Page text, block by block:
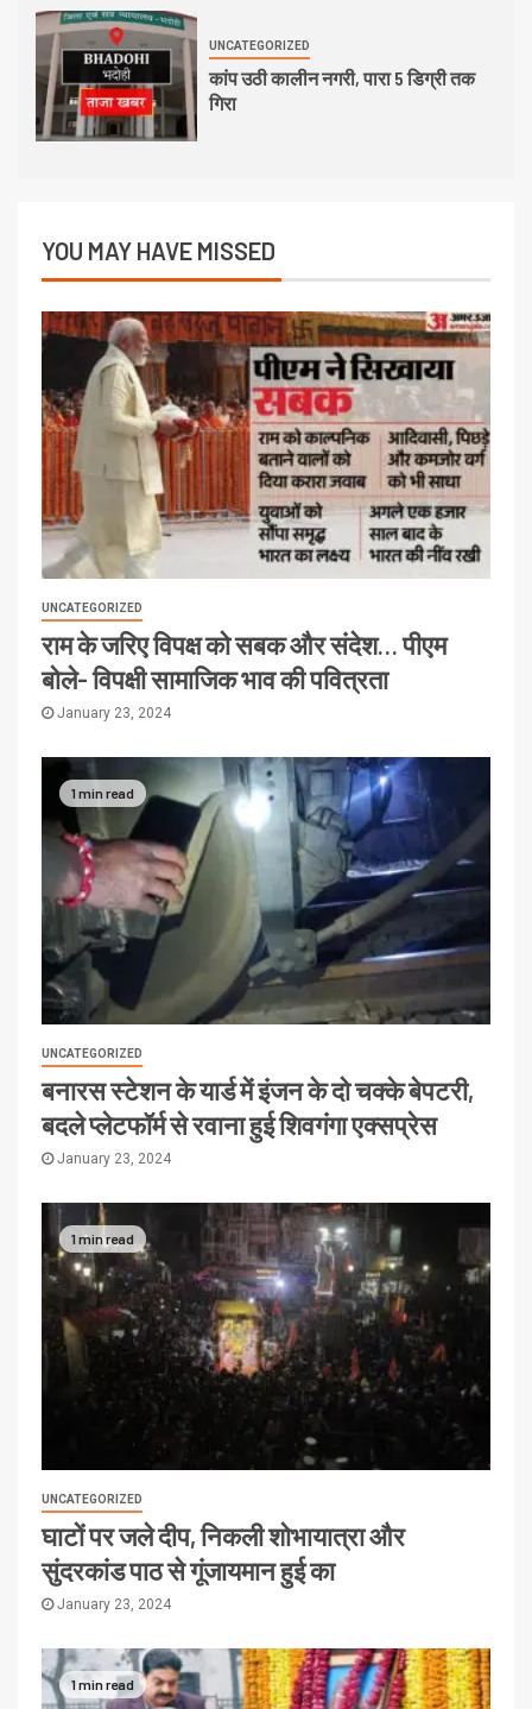
UNCATEGORIZED
कांप उठी कालीन नगरी, पारा 5 डिग्री तक
गिरा
YOU MAY HAVE MISSED
UNCATEGORIZED
राम के जरिए विपक्ष को सबक और संदेश… पीएम
बोले- विपक्षी सामाजिक भाव की पवित्रता
January 23, 2024
1 min read
UNCATEGORIZED
बनारस स्टेशन के यार्ड में इंजन के दो चक्के बेपटरी,
बदले प्लेटफॉर्म से रवाना हुई शिवगंगा एक्सप्रेस
January 23, 2024
1 min read
UNCATEGORIZED
घाटों पर जले दीप, निकली शोभायात्रा और
सुंदरकांड पाठ से गूंजायमान हुई का
January 23, 2024
1 min read